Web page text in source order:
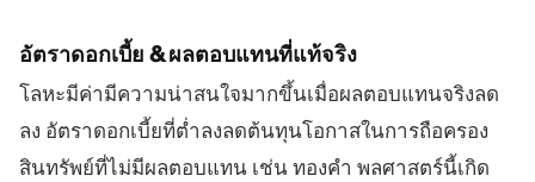
อัตราดอกเบี้ย & ผลตอบแทนที่แท้จริง
โลหะมีค่ามีความน่าสนใจมากขึ้นเมื่อผลตอบแทนจริงลด
ลง อัตราดอกเบี้ยที่ต่ำลงลดต้นทุนโอกาสในการถือครอง
สินทรัพย์ที่ไม่มีผลตอบแทน เช่น ทองคำ พลศาสตร์นี้เกิด